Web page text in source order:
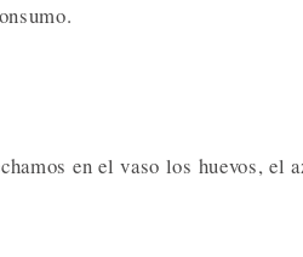
mos en el vaso los huevos, el